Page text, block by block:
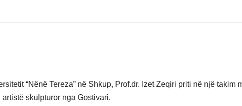
“Nënë Tereza” në Shkup, Prof.dr. Izet Zeqiri priti në një takim
skulpturor nga Gostivari.